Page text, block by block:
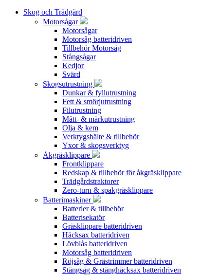
Skog och Trädgård
Motorsågar
Motorsågar
Motorsåg batteridriven
Tillbehör Motorsåg
Stångsågar
Kedjor
Svärd
Skogsutrustning
Dunkar & fyllutrustning
Fett & smörjutrustning
Filutrustning
Mått- & märkutrustning
Olja & kem
Verktygsbälte & tillbehör
Yxor & skogsverktyg
Åkgräsklippare
Frontklippare
Redskap & tillbehör för åkgräsklippare
Trädgårdstraktorer
Zero-turn & spakgräsklippare
Batterimaskiner
Batterier & tillbehör
Batterisekatör
Gräsklippare batteridriven
Häcksax batteridriven
Lövblås batteridriven
Motorsåg batteridriven
Röjsåg & Grästrimmer batteridriven
Stångsåg & stånghäcksax batteridriven